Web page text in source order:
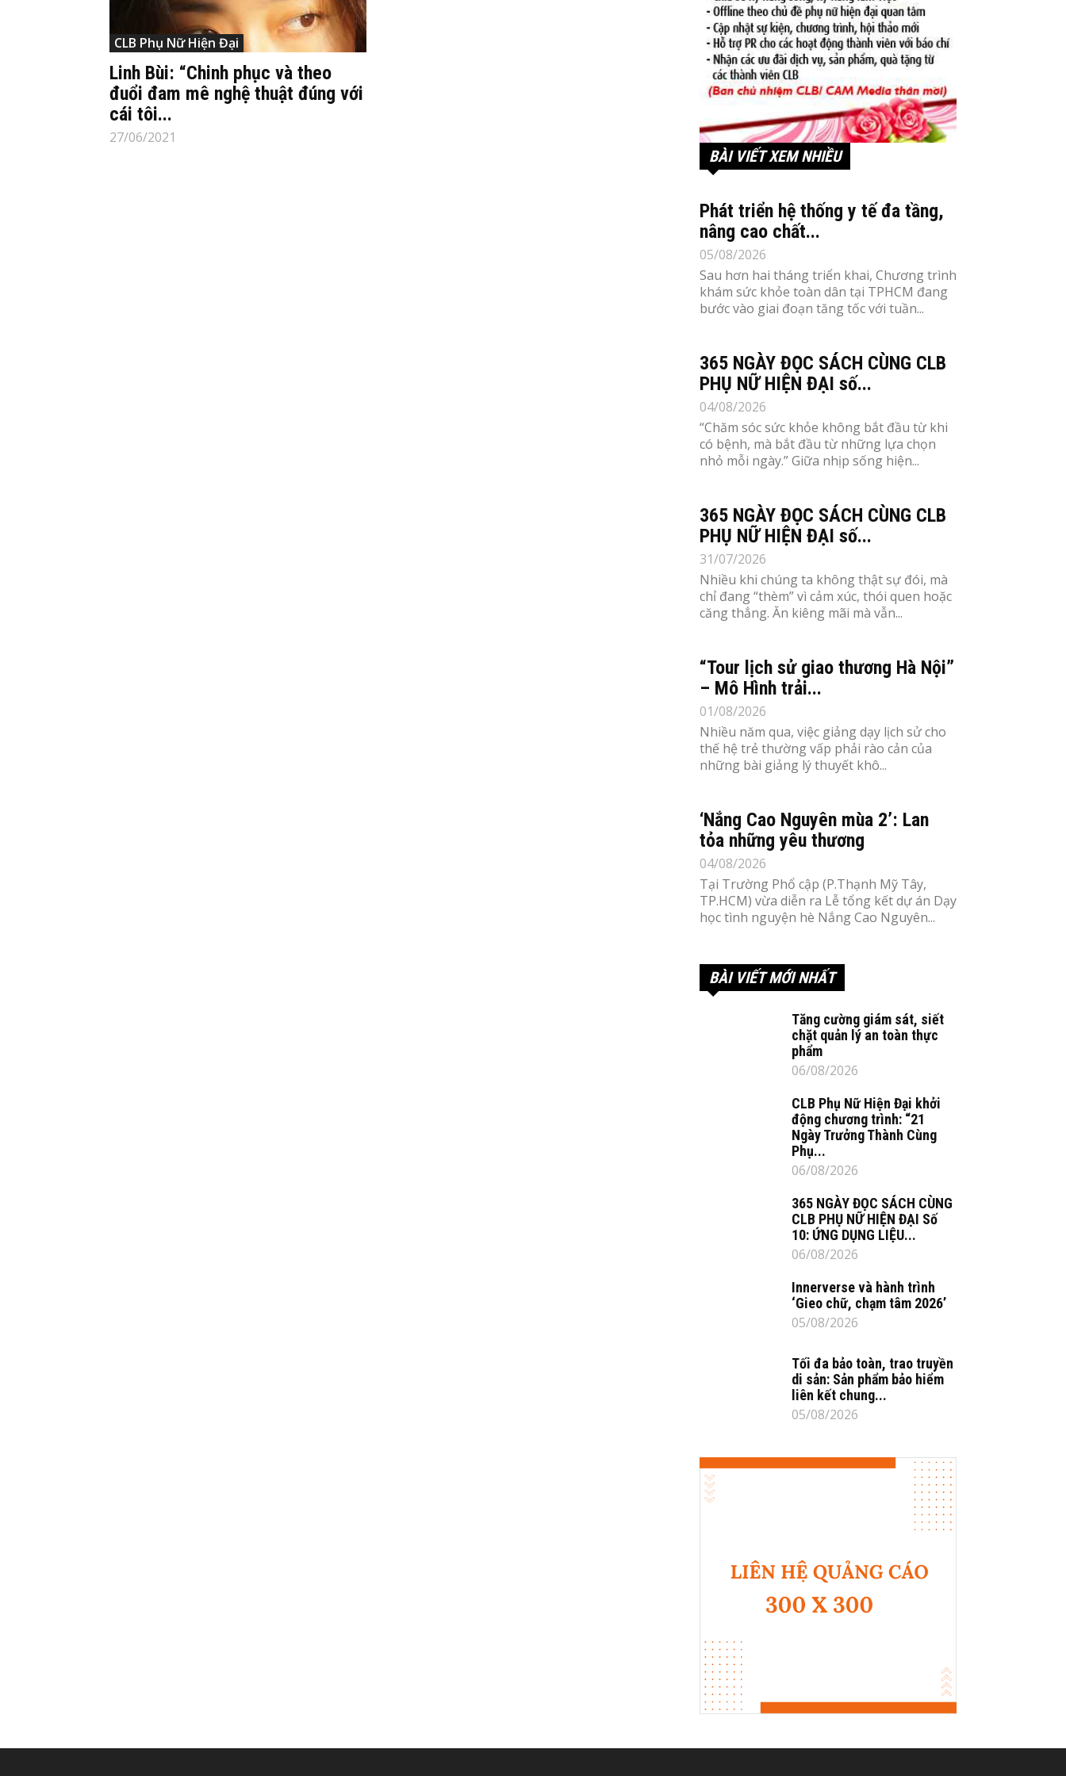
CLB Phụ Nữ Hiện Đại
Linh Bùi: “Chinh phục và theo
đuổi đam mê nghệ thuật đúng với
cái tôi...
27/06/2021
BÀI VIẾT XEM NHIỀU
Phát triển hệ thống y tế đa tầng,
nâng cao chất...
05/08/2026
Sau hơn hai tháng triển khai, Chương trình
khám sức khỏe toàn dân tại TPHCM đang
bước vào giai đoạn tăng tốc với tuần...
365 NGÀY ĐỌC SÁCH CÙNG CLB
PHỤ NỮ HIỆN ĐẠI số...
04/08/2026
“Chăm sóc sức khỏe không bắt đầu từ khi
có bệnh, mà bắt đầu từ những lựa chọn
nhỏ mỗi ngày.” Giữa nhịp sống hiện...
365 NGÀY ĐỌC SÁCH CÙNG CLB
PHỤ NỮ HIỆN ĐẠI số...
31/07/2026
Nhiều khi chúng ta không thật sự đói, mà
chỉ đang “thèm” vì cảm xúc, thói quen hoặc
căng thẳng. Ăn kiêng mãi mà vẫn...
“Tour lịch sử giao thương Hà Nội”
– Mô Hình trải...
01/08/2026
Nhiều năm qua, việc giảng dạy lịch sử cho
thế hệ trẻ thường vấp phải rào cản của
những bài giảng lý thuyết khô...
‘Nắng Cao Nguyên mùa 2’: Lan
tỏa những yêu thương
04/08/2026
Tại Trường Phổ cập (P.Thạnh Mỹ Tây,
TP.HCM) vừa diễn ra Lễ tổng kết dự án Dạy
học tình nguyện hè Nắng Cao Nguyên...
BÀI VIẾT MỚI NHẤT
Tăng cường giám sát, siết
chặt quản lý an toàn thực
phẩm
06/08/2026
CLB Phụ Nữ Hiện Đại khởi
động chương trình: “21
Ngày Trưởng Thành Cùng
Phụ...
06/08/2026
365 NGÀY ĐỌC SÁCH CÙNG
CLB PHỤ NỮ HIỆN ĐẠI Số
10: ỨNG DỤNG LIỆU...
06/08/2026
Innerverse và hành trình
‘Gieo chữ, chạm tâm 2026’
05/08/2026
Tối đa bảo toàn, trao truyền
di sản: Sản phẩm bảo hiểm
liên kết chung...
05/08/2026